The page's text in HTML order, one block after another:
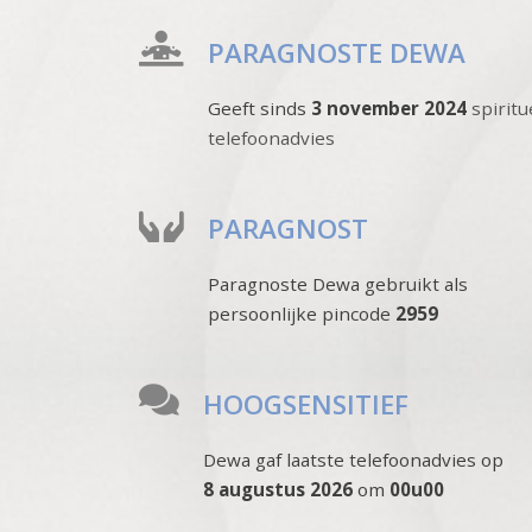
PARAGNOSTE DEWA
Geeft sinds 3 november 2024
telefoonadvies
PARAGNOST
Paragnoste Dewa gebruikt als
persoonlijke pincode 2959
HOOGSENSITIEF
Dewa gaf laatste telefoonadvies op
8 augustus 2026 om 00u00